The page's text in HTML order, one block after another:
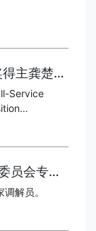
2018年度最佳综合性国际律师大奖得主龚楚律师
Service
体机构，其
龚楚律师被聘为中国国际贸易促进委员会专家调解员
解员。